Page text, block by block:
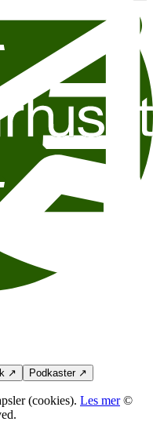
holde arrangement på
tar få minutter å besvare,
opplevelsen på
↗ Podkaster↗
(cookies). Les mer©